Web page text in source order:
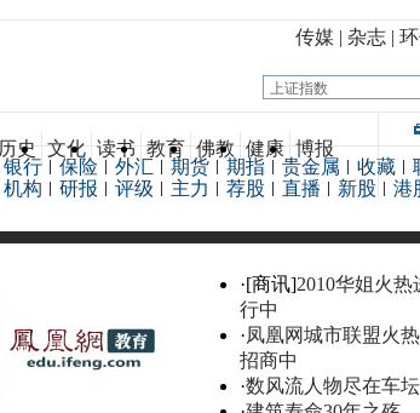
传媒| 杂志|
史 文化 读书 教育 佛教 健康 博报
银行 保险 外汇 期货 期指 贵金属 收藏
机构 研报 评级 主力 荐股 直播 新股 港
·[商讯]2010华姐火热
行中
·凤凰网城市联盟火热
招商中
·数风流人物尽在车坛